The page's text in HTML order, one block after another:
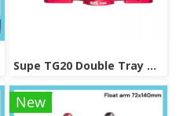
Supe TG20 Double Tray Grip
New